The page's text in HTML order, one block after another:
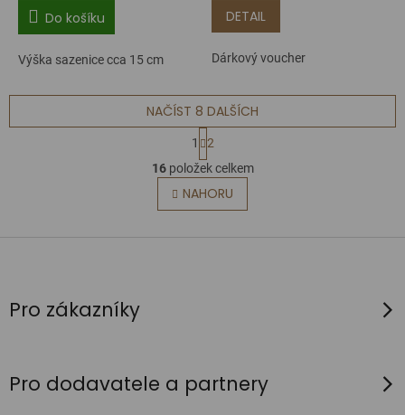
Do košíku
Výška sazenice cca 15 cm
DETAIL
Dárkový voucher
O
v
l
r
v
NAČÍST 8 DALŠÍCH
S
t
r
á
1
2
16položek celkem
NAHORU
pPro zákazníky
Pro dodavatele a partnery